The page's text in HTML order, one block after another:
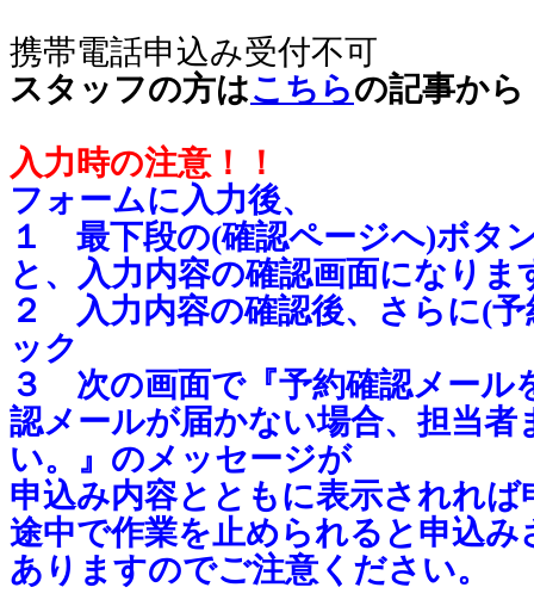
携帯電話申込み受付不可
スタッフの方はこちらの記事から
入力時の注意！！
フォームに入力後、
１ 最下段の(確認ページへ)ボタ
と、入力内容の確認画面になりま
２ 入力内容の確認後、さらに(
ック
３ 次の画面で『予約確認メール
認メールが届かない場合、担当者
い。』のメッセージが
申込み内容とともに表示されれば
途中で作業を止められると申込
ありますのでご注意ください。